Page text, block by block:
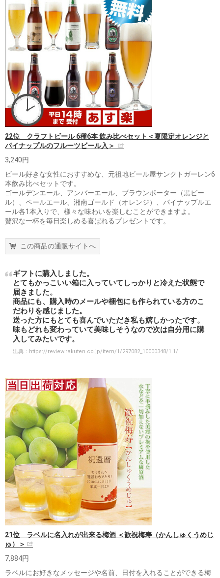
22位 クラフトビール 6種6本 飲み比べセット＜夏限定オレンジと
パイナップルのフルーツビール入＞
3,240円
ビール好きな女性におすすめな、元祖地ビール屋サンクトガーレン6
本飲み比べセットです。
ゴールデンエール、アンバーエール、ブラウンポーター（黒ビー
ル）、ペールエール、湘南ゴールド（オレンジ）、パイナップルエ
ール各1本入りで、様々な味わいを楽しむことができますよ。
贅沢な一杯を毎日楽しめる喜ばれるプレゼントです。
この商品の通販サイトへ
ギフトに購入しました。
とてもかっこいい箱に入っていてしっかりと冷えた状態で
届きました。
商品にも、購入時のメールや梱包にも作られている方のこ
だわりを感じました。
送った方にもとても喜んでいただき私も嬉しかったです。
味もどれも変わっていて美味しそうなので次は自分用に購
入してみたいです。
出典： https://review.rakuten.co.jp/item/1/297082_10000348/1.1/
21位 ラベルに名入れが出来る梅酒 ＜歓祝梅寿（かんしゅくうめじ
ゅ）＞
7,884円
ラベルにお好きなメッセージや名前、日付を入れることができる梅